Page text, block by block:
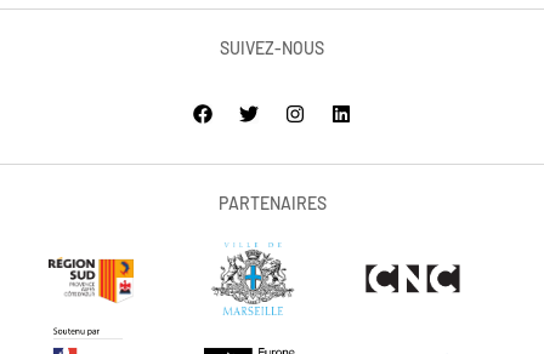
SUIVEZ-NOUS
PARTENAIRES